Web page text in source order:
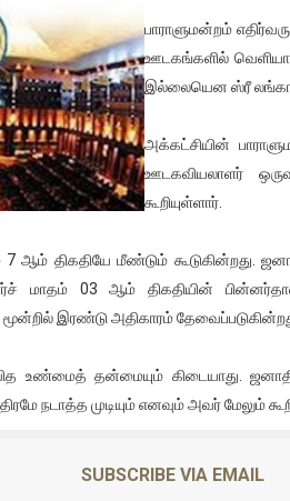
ல் நடைபெறும் கண்டனப்
தன்னிடம் படித்த மாணவர்கள்
நிலையில் இலங்கைத் தமிழ்
அண்ணாத்த : ரஜினிக்காக இலங்கை
கொள்ளக் கூடிய இடங்கள்...
வன்கொடுமை செய்த
தற்கொலை!
திலீபன், கேணல் சங்கர்
பாராளுமன்றம்
ஊடகங்களில்
இல்லையென ஸ்ரீ லங்கா
அக்கட்சியின்
ஊடகவியலாளர்
கூறியுள்ளார்.
ஆம் திகதியே மீண்டும் கூடுகின்றது.
மாதம் 03 ஆம் திகதியின்
இரண்டு அதிகாரம்
உண்மைத் தன்மையும் கிடையாது.
நடாத்த முடியும் எனவும் அவர் மேலும்
SUBSCRIBE VIA EMAIL